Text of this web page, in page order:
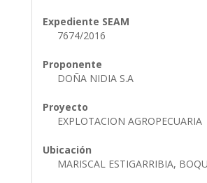
Expediente SEAM
7674/2016
Proponente
DOÑA NIDIA S.A
Proyecto
EXPLOTACION AGROPECUARIA
Ubicación
MARISCAL ESTIGARRIBIA,